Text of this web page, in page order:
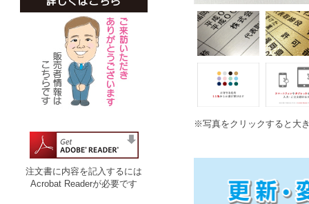
※写真をクリックすると大
注文書に内容を記入するには
Acrobat Readerが必要です